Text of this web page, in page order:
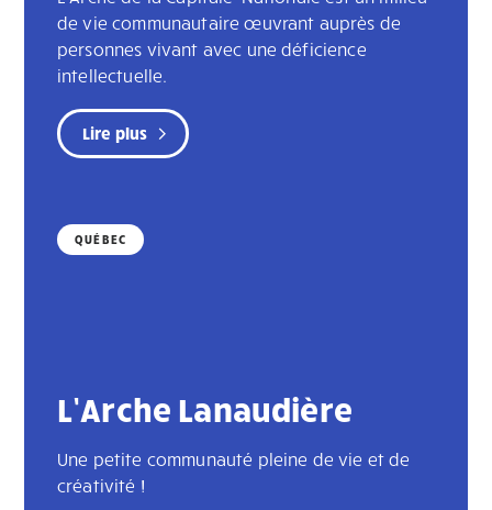
de vie communautaire œuvrant auprès de
personnes vivant avec une déficience
intellectuelle.
Lire plus
QUÉBEC
L’Arche Lanaudière
Une petite communauté pleine de vie et de
créativité !